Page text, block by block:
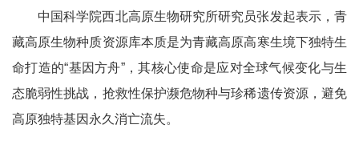
中国科学院西北高原生物研究所研究员张发起表示，青
藏高原生物种质资源库本质是为青藏高原高寒生境下独特生
命打造的“基因方舟”，其核心使命是应对全球气候变化与生
态脆弱性挑战，抢救性保护濒危物种与珍稀遗传资源，避免
高原独特基因永久消亡流失。